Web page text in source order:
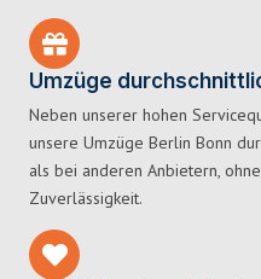
Umzüge
Neben unserer hohen
unsere Umzüge Berlin Bonn
als bei anderen Anbietern,
Zuverlässigkeit.